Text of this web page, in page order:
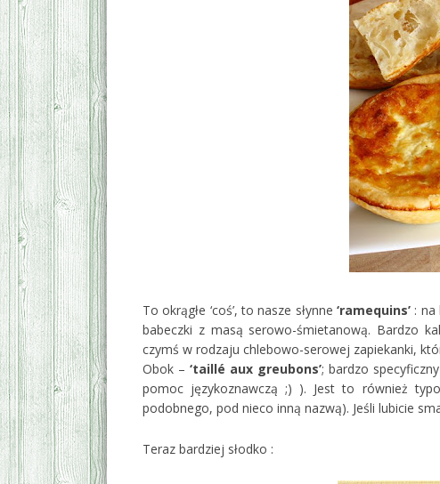
To okrągłe ‘coś’, to nasze słynne‘ramequins’ : na
babeczki z masą serowo-śmietanową. Bardzo
czymś w rodzaju chlebowo-serowej zapiekanki,
Obok –‘taillé aux greubons’; bardzo
pomoc językoznawczą ;) ). Jest to również
podobnego, pod nieco inną nazwą). Jeśli lubicie
Teraz bardziej słodko :